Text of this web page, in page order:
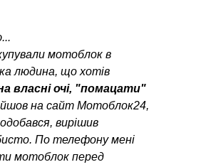
мотоблок в
людина, що хотів
власні очі, "помацати"
на сайт Мотоблок24,
вирішив
По телефону мені
мотоблок перед